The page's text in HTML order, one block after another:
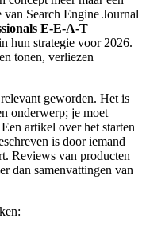
Search Engine Journal
E-E-A-T
hun strategie voor 2026.
tonen, verliezen
geworden. Het is
onderwerp; je moet
Een artikel over het starten
is door iemand
Reviews van producten
dan samenvattingen van